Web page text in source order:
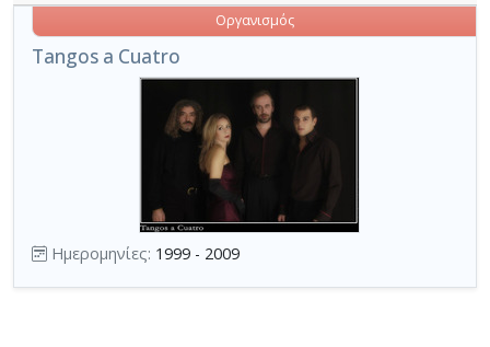
Tangos a Cuatro
Οργανισμός
Ημερομηνίες: 1999 - 2009